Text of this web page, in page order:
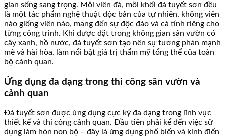
gian sống sang trọng. Mỗi viên đá, mỗi khối đá tuyết sơn đều
là một tác phẩm nghệ thuật độc bản của tự nhiên, không viên
nào giống viên nào, mang đến sự độc đáo và cá tính riêng cho
từng công trình. Khi được đặt trong không gian sân vườn có
cây xanh, hồ nước, đá tuyết sơn tạo nên sự tương phản mạnh
mẽ và hài hòa, làm nổi bật giá trị thẩm mỹ tổng thể của toàn
bộ cảnh quan.
Ứng dụng đa dạng trong thi công sân vườn và
cảnh quan
Đá tuyết sơn được ứng dụng cực kỳ đa dạng trong lĩnh vực
thiết kế và thi công cảnh quan. Đầu tiên phải kể đến việc sử
dụng làm hòn non bộ – đây là ứng dụng phổ biến và kinh điển